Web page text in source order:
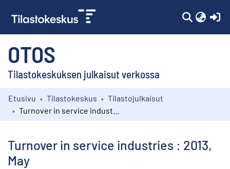
OTOS
Tilastokeskuksen julkaisut verkossa
Kokoelmat
Etusivu Tilastokeskus
Tilastojulkaisut
Turnover in service industries : 2013,
May